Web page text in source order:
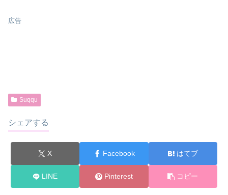
広告
Suqqu
シェアする
X Facebook はてブ
LINE Pinterest コピー